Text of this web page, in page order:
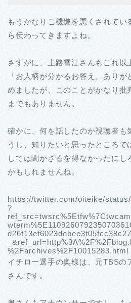
もうかなりご機嫌を悪くされてい
ら伝わってきますよね。
さすがに、上路雪江さんもこれ以
「お人柄が分かるお答え、あり
めましたが、このことがかなり批
までもありません。
確かに、何を話したのか視聴者も
うし、知りたいと思ったところで
しては聞かざるを得なかったにし
かもしれませんね。
https://twitter.com/oiteike/
?
%2Farchives%2F10015283.html
イチロー選手の奥様は、元TBSの
さんです。